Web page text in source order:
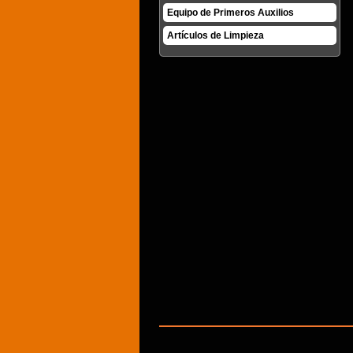
Equipo de Primeros Auxilios
Artículos de Limpieza